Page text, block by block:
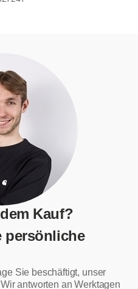
Kauf?
persönliche
Sie beschäftigt, unser
antworten an Werktagen